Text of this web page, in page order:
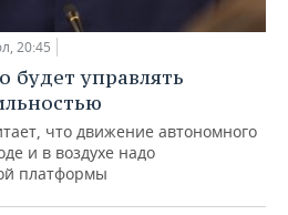
20:45
будет управлять
что движение автономного
и в воздухе надо
платформы